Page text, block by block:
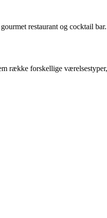
restaurant og cocktail
række forskellige